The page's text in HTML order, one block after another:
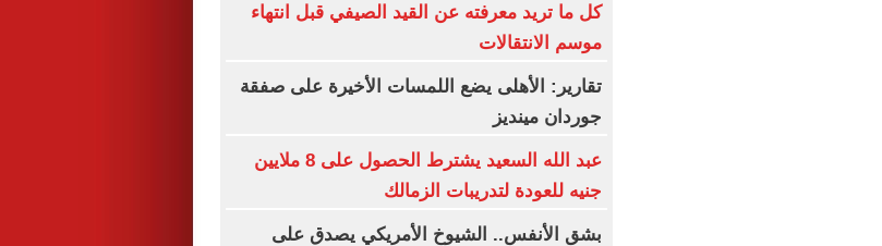
كل ما تريد معرفته عن القيد الصيفي قبل انتهاء
موسم الانتقالات
تقارير: الأهلى يضع اللمسات الأخيرة على صفقة
جوردان مينديز
عبد الله السعيد يشترط الحصول على 8 ملايين
جنيه للعودة لتدريبات الزمالك
بشق الأنفس.. الشيوخ الأمريكي يصدق على